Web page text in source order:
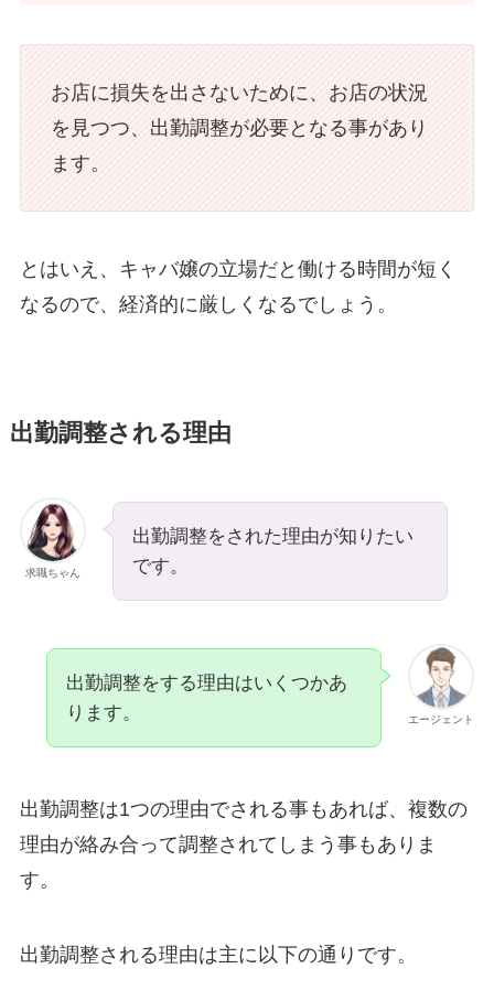
お店に損失を出さないために、お店の状況
を見つつ、出勤調整が必要となる事があり
ます。
とはいえ、キャバ嬢の立場だと働ける時間が短く
なるので、経済的に厳しくなるでしょう。
出勤調整される理由
求職ちゃん
出勤調整をされた理由が知りたい
です。
エージェント
出勤調整をする理由はいくつかあ
ります。
出勤調整は1つの理由でされる事もあれば、複数の
理由が絡み合って調整されてしまう事もありま
す。
出勤調整される理由は主に以下の通りです。